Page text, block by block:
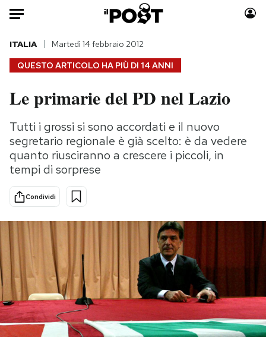
Auto
HOME
Italia
Politica
Tecnologia
Internet
Scienza
Cultura
Economia
Sport
Moda
Consumismi
Storie/Idee
Altrecose
Mondiali calcio 2026
PODCAST
NEWSLETTER
QUESTO ARTICOLO HA PIÙ DI 14 ANNI
ITALIA Martedì 14 febbraio 2012
Le primarie del PD nel Lazio
Tutti i grossi si sono accordati e il nuovo
segretario regionale è già scelto: è da vedere
quanto riusciranno a crescere i piccoli, in
tempi di sorprese
Condividi